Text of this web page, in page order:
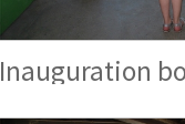
Inauguration